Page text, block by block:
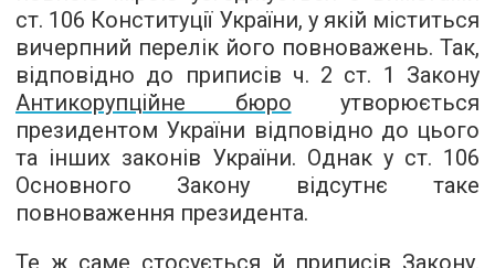
ст. 106 Конституції України, у якій міститься
вичерпний перелік його повноважень. Так,
відповідно до приписів ч. 2 ст. 1 Закону
Антикорупційне бюро утворюється
президентом України відповідно до цього
та інших законів України. Однак у ст. 106
Основного Закону відсутнє таке
повноваження президента.
Те ж саме стосується й приписів Закону,